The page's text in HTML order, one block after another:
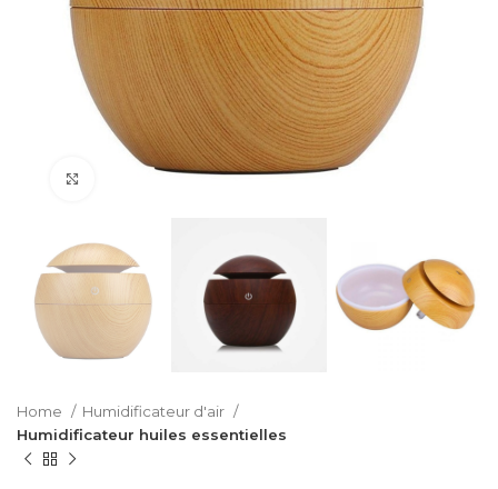
Click to enlarge
Home
Humidificateur d'air
Humidificateur huiles essentielles